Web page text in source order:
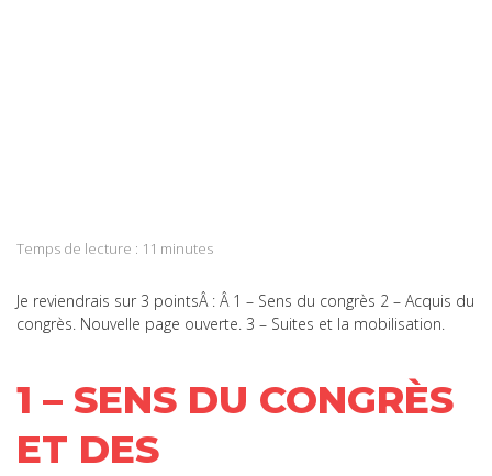
Email
Temps de lecture : 11 minutes
Je reviendrais sur 3 pointsÂ : Â 1 – Sens du congrès 2 – Acquis du
congrès. Nouvelle page ouverte. 3 – Suites et la mobilisation.
1 – SENS DU CONGRÈS
ET DES